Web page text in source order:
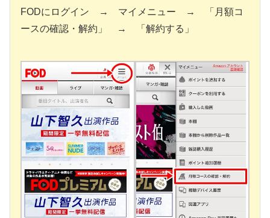
FODにログイン → マイメニュー → 「月額コ
ースの確認・解約」 → 「解約する」